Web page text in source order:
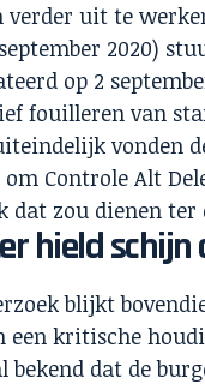
uit te
2020)
op 2
fouilleren van
vonden
om Controle Alt
dat zou dienen
hield schijn
blijkt
een kritische
bekend dat de